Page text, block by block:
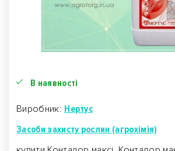
В наявності
Виробник: Нертус
Засоби захисту рослин (агрохімія)